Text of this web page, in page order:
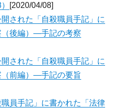
[2020/04/08]
開された「自殺職員手記」に
（後編）―手記の考察
開された「自殺職員手記」に
前編）―手記の要旨
職員手記」に書かれた「法律